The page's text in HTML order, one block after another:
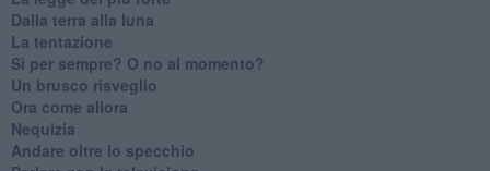
Dalla terra alla luna
La tentazione
​Sì per sempre? O no al momento?
Un brusco risveglio
Ora come allora
Nequizia
Andare oltre lo specchio